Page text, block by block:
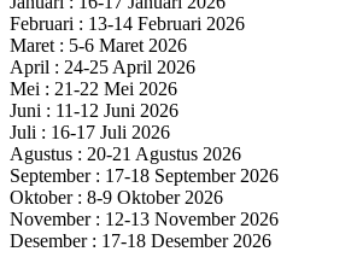
Februari : 13-14 Februari 2026
Maret : 5-6 Maret 2026
April : 24-25 April 2026
Mei : 21-22 Mei 2026
Juni : 11-12 Juni 2026
Juli : 16-17 Juli 2026
Agustus : 20-21 Agustus 2026
September : 17-18 September 2026
Oktober : 8-9 Oktober 2026
November : 12-13 November 2026
Desember : 17-18 Desember 2026